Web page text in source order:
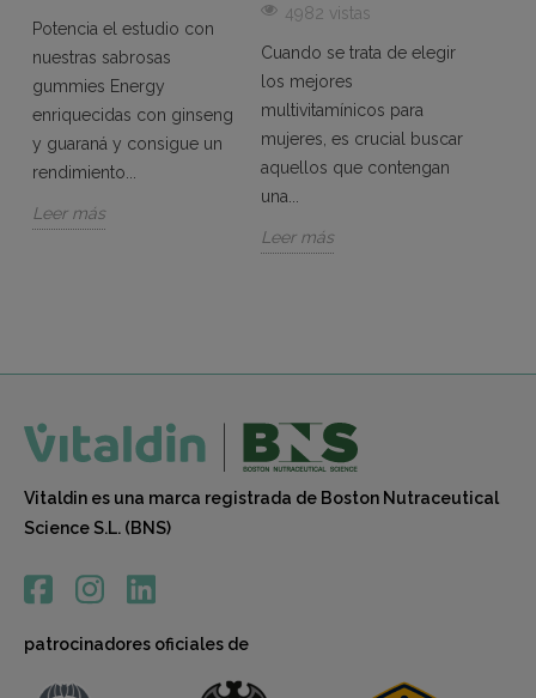
Potencia el estudio con
nuestras sabrosas
gummies Energy
enriquecidas con ginseng
y guaraná y consigue un
rendimiento...
Leer más
4982 vistas
Cuando se trata de elegir
los mejores
multivitamínicos para
mujeres, es crucial buscar
aquellos que contengan
una...
Leer más
Vitaldin es una marca registrada de Boston Nutraceutical
Science S.L. (BNS)
patrocinadores oficiales de